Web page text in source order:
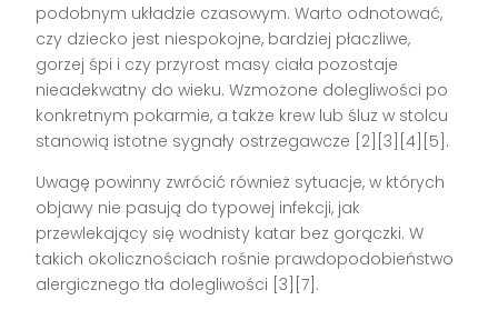
podobnym układzie czasowym. Warto odnotować,
czy dziecko jest niespokojne, bardziej płaczliwe,
gorzej śpi i czy przyrost masy ciała pozostaje
nieadekwatny do wieku. Wzmożone dolegliwości po
konkretnym pokarmie, a także krew lub śluz w stolcu
stanowią istotne sygnały ostrzegawcze [2][3][4][5].
Uwagę powinny zwrócić również sytuacje, w których
objawy nie pasują do typowej infekcji, jak
przewlekający się wodnisty katar bez gorączki. W
takich okolicznościach rośnie prawdopodobieństwo
alergicznego tła dolegliwości [3][7].